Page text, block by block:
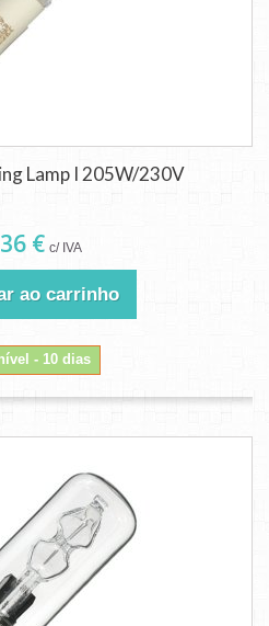
Lamp I 205W/230V
€ c/ IVA
ao carrinho
- 10 dias